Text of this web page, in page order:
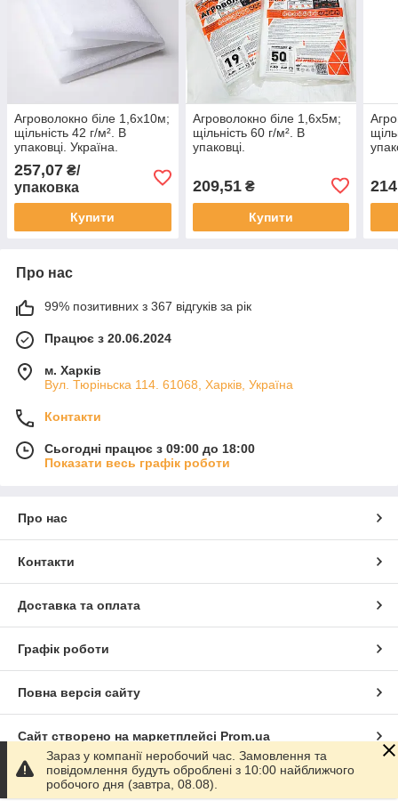
Агроволокно біле 1,6х10м;
щільність 42 г/м². В
упаковці. Україна.
257,07 ₴/
упаковка
Купити
Агроволокно біле 1,6х5м;
щільність 60 г/м². В
упаковці.
209,51₴
Купити
Про нас
99% позитивних з 367 відгуків за рік
Працює з 20.06.2024
м. Харків
Вул. Тюріньска 114. 61068, Харків, Україна
Контакти
Сьогодні працює з 09:00 до 18:00
Показати весь графік роботи
Про нас
Контакти
Доставка та оплата
Графік роботи
Повна версія сайту
Сайт створено на маркетплейсі Prom.ua
Політика конфіденційності
Зараз у компанії неробочий час. Замовлення та
повідомлення будуть оброблені з 10:00 найближчого
робочого дня (завтра, 08.08).